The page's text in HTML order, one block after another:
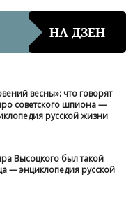
НА ДЗЕН
весны»: что говорят
советского шпиона —
русской жизни
Высоцкого был такой
— энциклопедия русской